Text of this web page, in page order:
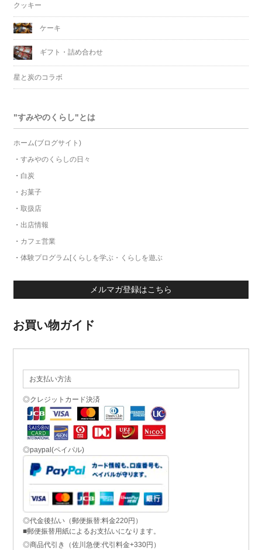
クッキー
ケーキ
ギフト・詰め合わせ
星と炭のコラボ
"すみやのくらし"とは
ホーム(ブログサイト)
・ すみやのくらしの日々
・ 白炭
・ お菓子
・ 取扱店
・ 出店情報
・ カフェ営業
・ 体験プログラム[くらしを学ぶ・くらしを遊ぶ
メルマガ登録はこちら
お買い物ガイド
お支払い方法
◎クレジットカード決済
◎paypal(ペイパル)
◎代金後払い（郵便振替:料金220円）
■郵便振替用紙によるお支払いになります。
◎商品代引き（佐川急便:代引料金+330円）